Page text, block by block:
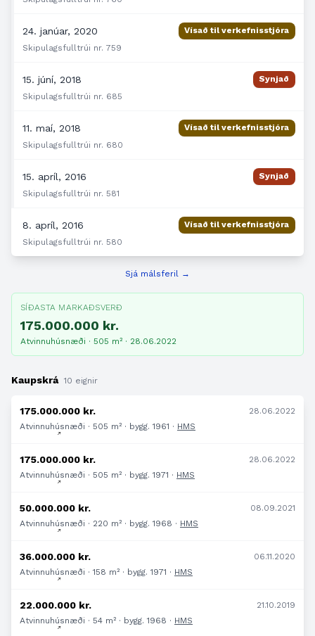
24. janúar, 2020
Vísað til verkefnisstjóra
Skipulagsfulltrúi nr. 759
15. júní, 2018
Synjað
Skipulagsfulltrúi nr. 685
11. maí, 2018
Vísað til verkefnisstjóra
Skipulagsfulltrúi nr. 680
15. apríl, 2016
Synjað
Skipulagsfulltrúi nr. 581
8. apríl, 2016
Vísað til verkefnisstjóra
Skipulagsfulltrúi nr. 580
Sjá málsferil →
SÍÐASTA MARKAÐSVERÐ
175.000.000 kr.
Atvinnuhúsnæði · 505 m² · 28.06.2022
Kaupskrá 10 eignir
175.000.000 kr.
28.06.2022
Atvinnuhúsnæði · 505 m² · bygg. 1961 · HMS
175.000.000 kr.
28.06.2022
Atvinnuhúsnæði · 505 m² · bygg. 1971 · HMS
50.000.000 kr.
08.09.2021
Atvinnuhúsnæði · 220 m² · bygg. 1968 · HMS
36.000.000 kr.
06.11.2020
Atvinnuhúsnæði · 158 m² · bygg. 1971 · HMS
22.000.000 kr.
21.10.2019
Atvinnuhúsnæði · 54 m² · bygg. 1968 · HMS